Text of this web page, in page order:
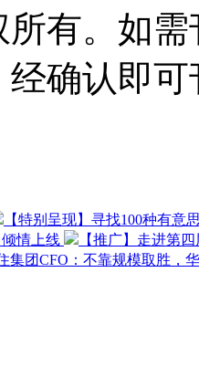
所有。如
确认即
【特别呈现】寻找100种有意
情上线
【推广】走进第
集团CFO：不靠规模取胜，